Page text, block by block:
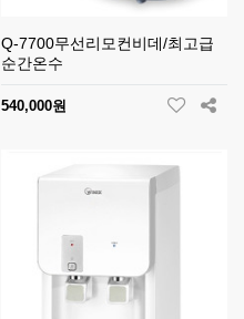
Q-7700무선리모컨비데/최고급
순간온수
540,000원